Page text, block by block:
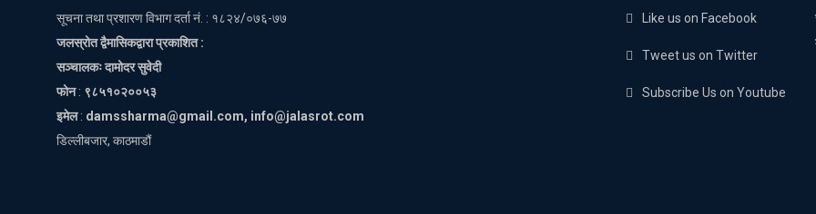
सूचना तथा प्रशारण विभाग दर्ता नं. : १८२४/०७६-७७
जलस्रोत द्वैमासिकद्वारा प्रकाशित :
सञ्चालकः दामोदर सुवेदी
फोन: ९८५१०२००५३
इमेल: damssharma@gmail.com, info@jalasrot.com
डिल्लीबजार, काठमाडौं
Like us on Facebook
Tweet us on Twitter
Subscribe Us on Youtube